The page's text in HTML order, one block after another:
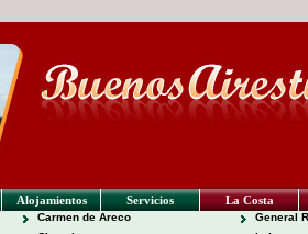
Alojamientos Servicios La Costa
Carmen de Areco
General